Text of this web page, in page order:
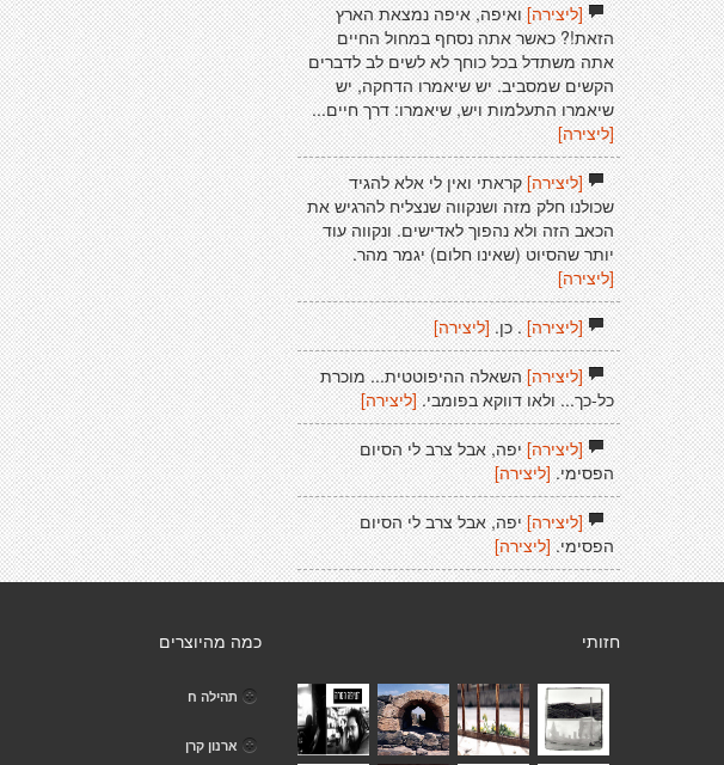
[ליצירה]ואיפה, איפה נמצאת הארץ
הזאת!? כאשר אתה נסחף במחול החיים
אתה משתדל בכל כוחך לא לשים לב לדברים
הקשים שמסביב. יש שיאמרו הדחקה, יש
שיאמרו התעלמות ויש, שיאמרו: דרך חיים...
[ליצירה]
[ליצירה]קראתי ואין לי אלא להגיד
שכולנו חלק מזה ושנקווה שנצליח להרגיש את
הכאב הזה ולא נהפוך לאדישים. ונקווה עוד
יותר שהסיוט (שאינו חלום) יגמר מהר.
[ליצירה]
[ליצירה]. כן. [ליצירה]
[ליצירה]השאלה ההיפוטטית... מוכרת
כל-כך... ולאו דווקא בפומבי. [ליצירה]
[ליצירה]יפה, אבל צרב לי הסיום
הפסימי. [ליצירה]
[ליצירה]יפה, אבל צרב לי הסיום
הפסימי. [ליצירה]
כמה מהיוצרים
תהילה ח
ארנון קרן
חזותי